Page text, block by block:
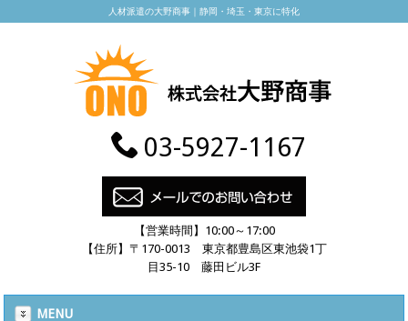
人材派遣の大野商事｜静岡・埼玉・東京に特化
03-5927-1167
【営業時間】10:00～17:00
【住所】〒170-0013 東京都豊島区東池袋1丁
目35-10 藤田ビル3F
MENU